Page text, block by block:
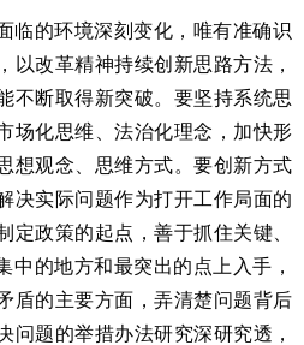
临的环境深刻变化，唯有准确识
以改革精神持续创新思路方法，
不断取得新突破。要坚持系统思
场化思维、法治化理念，加快形
想观念、思维方式。要创新方式
决实际问题作为打开工作局面的
定政策的起点，善于抓住关键、
中的地方和最突出的点上入手，
盾的主要方面，弄清楚问题背后
问题的举措办法研究深研究透，